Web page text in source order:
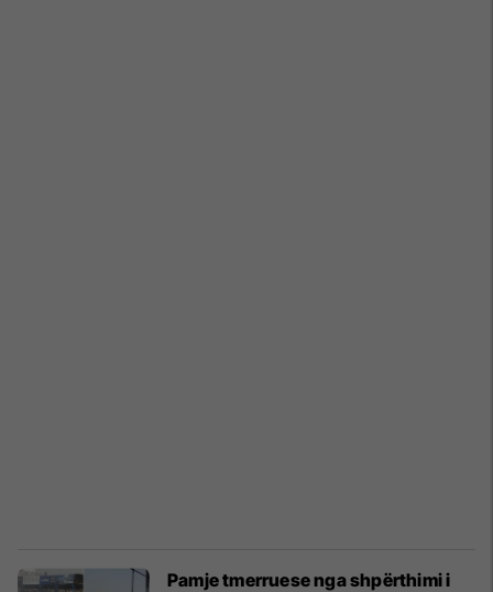
Pamje tmerruese nga shpërthimi i